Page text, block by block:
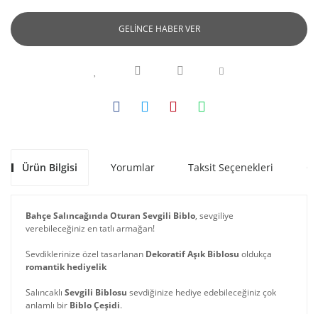
GELİNCE HABER VER
Ürün Bilgisi Yorumlar Taksit Seçenekleri
Bahçe Salıncağında Oturan Sevgili Biblo, sevgiliye
verebileceğiniz en tatlı armağan!
Sevdiklerinize özel tasarlanan Dekoratif Aşık Biblosu oldukça
romantik hediyelik
Salıncaklı Sevgili Biblosu sevdiğinize hediye edebileceğiniz çok
anlamlı bir Biblo Çeşidi.